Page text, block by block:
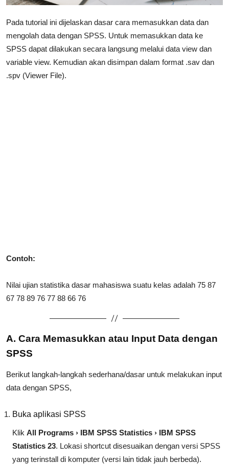
Pada tutorial ini dijelaskan dasar cara memasukkan data dan
mengolah data dengan SPSS. Untuk memasukkan data ke
SPSS dapat dilakukan secara langsung melalui data view dan
variable view. Kemudian akan disimpan dalam format .sav dan
.spv (Viewer File).
Contoh:
Nilai ujian statistika dasar mahasiswa suatu kelas adalah 75 87
67 78 89 76 77 88 66 76
A. Cara Memasukkan atau Input Data dengan
SPSS
Berikut langkah-langkah sederhana/dasar untuk melakukan input
data dengan SPSS,
Buka aplikasi SPSS
Klik All Programs › IBM SPSS Statistics › IBM SPSS
Statistics 23. Lokasi shortcut disesuaikan dengan versi SPSS
yang terinstall di komputer (versi lain tidak jauh berbeda).